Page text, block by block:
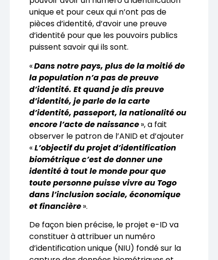
unique et pour ceux qui n’ont pas de
pièces d’identité, d’avoir une preuve
d’identité pour que les pouvoirs publics
puissent savoir qui ils sont.
«Dans notre pays, plus de la moitié de
la population n’a pas de preuve
d’identité. Et quand je dis preuve
d’identité, je parle de la carte
d’identité, passeport, la nationalité ou
encore l’acte de naissance», a fait
observer le patron de l’ANID et d’ajouter
«L’objectif du projet d’identification
biométrique c’est de donner une
identité à tout le monde pour que
toute personne puisse vivre au Togo
dans l’inclusion sociale, économique
et financière».
De façon bien précise, le projet e-ID va
constituer à attribuer un numéro
d’identification unique (NIU) fondé sur la